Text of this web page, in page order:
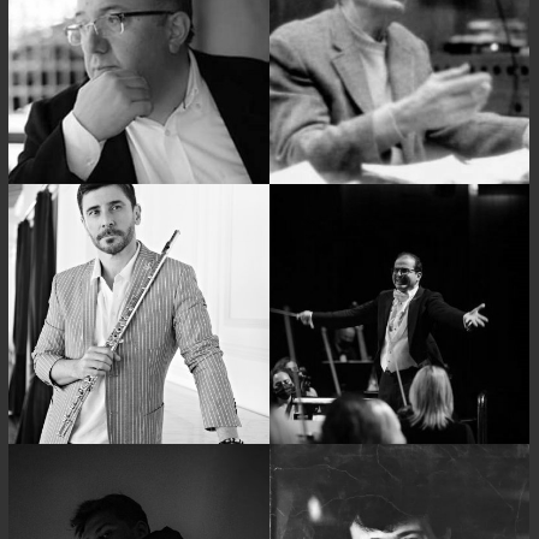
ATİLLA ŞEREFTUĞ MEHVEŞ EMEÇ
TURGAY ERDENER EKREM ZEKİ ÜN